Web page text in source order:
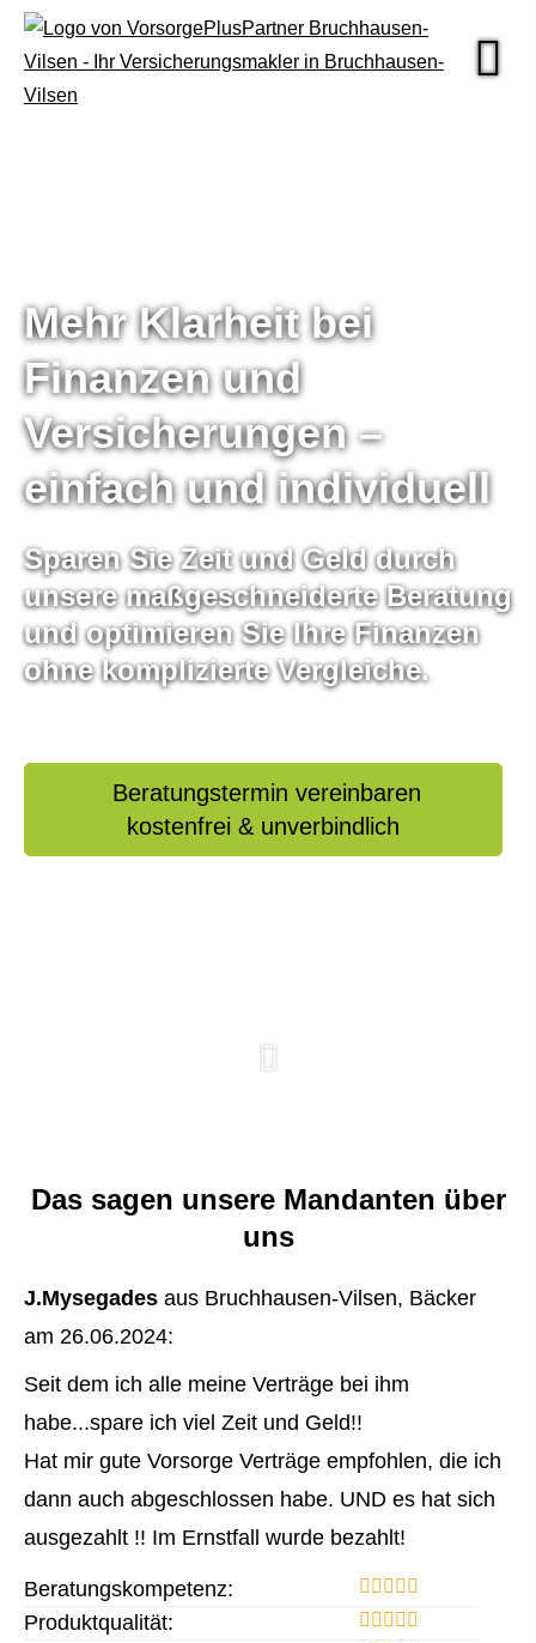
Mehr Klarheit bei
Finanzen und
Versicherungen –
einfach und individuell
Sparen Sie Zeit und Geld durch
unsere maßgeschneiderte Beratung
und optimieren Sie Ihre Finanzen
ohne komplizierte Vergleiche.
Beratungstermin vereinbaren
kostenfrei & unverbindlich
Das sagen unsere Mandanten über
uns
J.Mysegades aus Bruchhausen-Vilsen, Bäcker
am 26.06.2024:
Seit dem ich alle meine Verträge bei ihm
habe...spare ich viel Zeit und Geld!!
Hat mir gute Vorsorge Verträge empfohlen, die ich
dann auch abgeschlossen habe. UND es hat sich
ausgezahlt !! Im Ernstfall wurde bezahlt!
Beratungskompetenz:
Produktqualität: